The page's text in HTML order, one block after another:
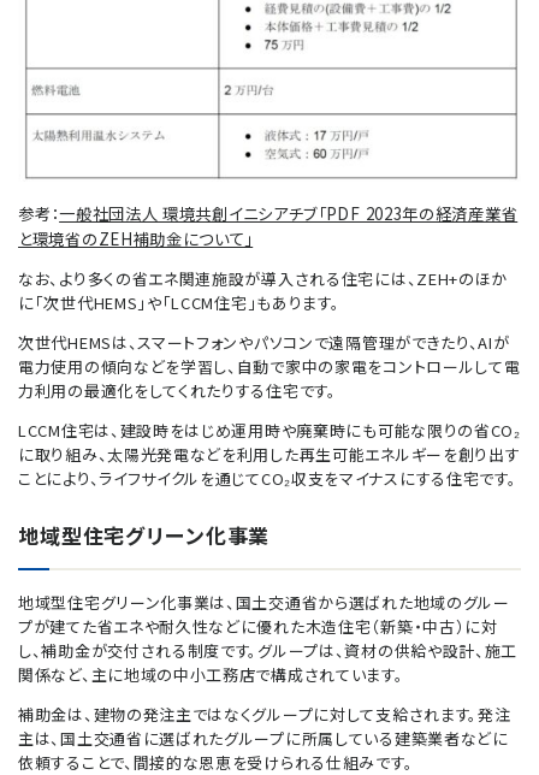
参考：一般社団法人 環境共創イニシアチブ「PDF 2023年の経済産業省
と環境省のZEH補助金について」
なお、より多くの省エネ関連施設が導入される住宅には、ZEH+のほか
に「次世代HEMS」や「LCCM住宅」もあります。
次世代HEMSは、スマートフォンやパソコンで遠隔管理ができたり、AIが
電力使用の傾向などを学習し、自動で家中の家電をコントロールして電
力利用の最適化をしてくれたりする住宅です。
LCCM住宅は、建設時をはじめ運用時や廃棄時にも可能な限りの省CO₂
に取り組み、太陽光発電などを利用した再生可能エネルギーを創り出す
ことにより、ライフサイクルを通じてCO₂収支をマイナスにする住宅です。
地域型住宅グリーン化事業
地域型住宅グリーン化事業は、国土交通省から選ばれた地域のグルー
プが建てた省エネや耐久性などに優れた木造住宅（新築・中古）に対
し、補助金が交付される制度です。グループは、資材の供給や設計、施工
関係など、主に地域の中小工務店で構成されています。
補助金は、建物の発注主ではなくグループに対して支給されます。発注
主は、国土交通省に選ばれたグループに所属している建築業者などに
依頼することで、間接的な恩恵を受けられる仕組みです。